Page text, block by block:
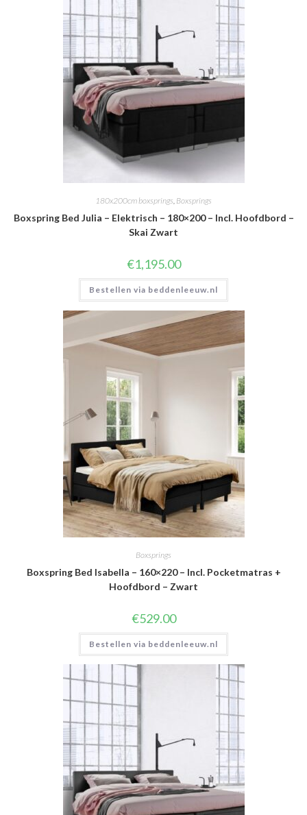
180x200cm boxsprings, Boxsprings
Boxspring Bed Julia – Elektrisch – 180×200 – Incl. Hoofdbord –
Skai Zwart
€1,195.00
Bestellen via beddenleeuw.nl
Boxsprings
Boxspring Bed Isabella – 160×220 – Incl. Pocketmatras +
Hoofdbord – Zwart
€529.00
Bestellen via beddenleeuw.nl